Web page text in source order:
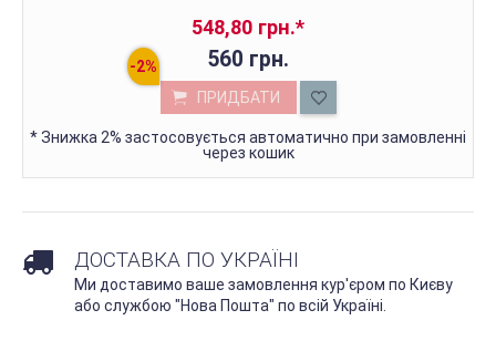
548,80 грн.*
560 грн.
ПРИДБАТИ
*Знижка 2% застосовується автоматично при замовленні
через кошик
ДОСТАВКА ПО УКРАЇНІ
Ми доставимо ваше замовлення кур'єром по Києву
або службою "Нова Пошта" по всій Україні.